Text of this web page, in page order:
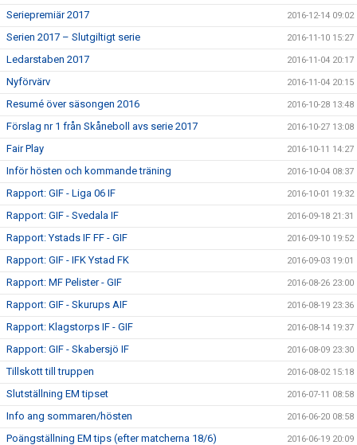
Seriepremiär 2017 2016-12-14 09:02
Serien 2017 – Slutgiltigt serie 2016-11-10 15:27
Ledarstaben 2017 2016-11-04 20:17
Nyförvärv 2016-11-04 20:15
Resumé över säsongen 2016 2016-10-28 13:48
Förslag nr 1 från Skåneboll avs serie 2017 2016-10-27 13:08
Fair Play 2016-10-11 14:27
Inför hösten och kommande träning 2016-10-04 08:37
Rapport: GIF - Liga 06 IF 2016-10-01 19:32
Rapport: GIF - Svedala IF 2016-09-18 21:31
Rapport: Ystads IF FF - GIF 2016-09-10 19:52
Rapport: GIF - IFK Ystad FK 2016-09-03 19:01
Rapport: MF Pelister - GIF 2016-08-26 23:00
Rapport: GIF - Skurups AIF 2016-08-19 23:36
Rapport: Klagstorps IF - GIF 2016-08-14 19:37
Rapport: GIF - Skabersjö IF 2016-08-09 23:30
Tillskott till truppen 2016-08-02 15:18
Slutställning EM tipset 2016-07-11 08:58
Info ang sommaren/hösten 2016-06-20 08:58
Poängställning EM tips (efter matcherna 18/6) 2016-06-19 20:09